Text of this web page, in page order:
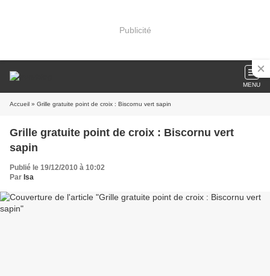
Publicité
MENU
Accueil » Grille gratuite point de croix : Biscornu vert sapin
Grille gratuite point de croix : Biscornu vert
sapin
Publié le 19/12/2010 à 10:02
Par Isa